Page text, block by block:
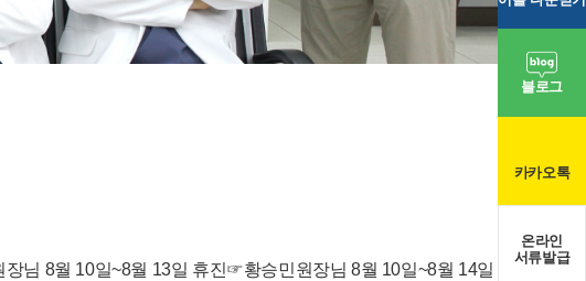
님 8월 10일~8월 13일 휴진☞황승민원장님 8월 10일~8월 14일 휴진☞
블로그
카카오톡
온라인
서류발급